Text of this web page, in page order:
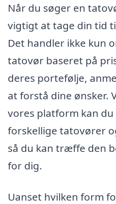
Når du søger en
vigtigt at tage din tid
Det handler ikke kun
tatovør baseret på
deres portefølje,
at forstå dine ønsker.
vores platform kan
forskellige tatovører
så du kan træffe den
for dig.
Uanset hvilken form